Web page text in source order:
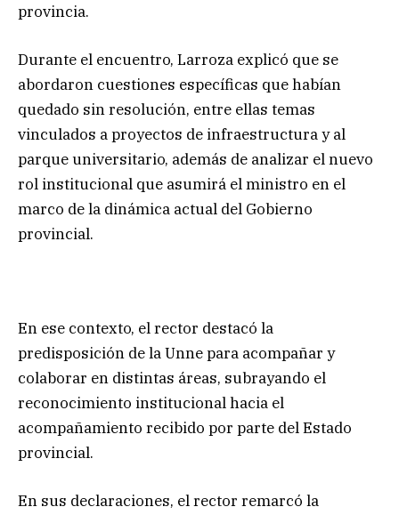
provincia.
Durante el encuentro, Larroza explicó que se
abordaron cuestiones específicas que habían
quedado sin resolución, entre ellas temas
vinculados a proyectos de infraestructura y al
parque universitario, además de analizar el nuevo
rol institucional que asumirá el ministro en el
marco de la dinámica actual del Gobierno
provincial.
En ese contexto, el rector destacó la
predisposición de la Unne para acompañar y
colaborar en distintas áreas, subrayando el
reconocimiento institucional hacia el
acompañamiento recibido por parte del Estado
provincial.
En sus declaraciones, el rector remarcó la